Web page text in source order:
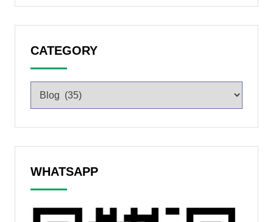
CATEGORY
WHATSAPP